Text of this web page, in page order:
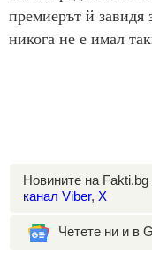
премиерът й завидя
никога не е имал
Новините на Fakti.bg
канал Viber, X
Четете ни и в